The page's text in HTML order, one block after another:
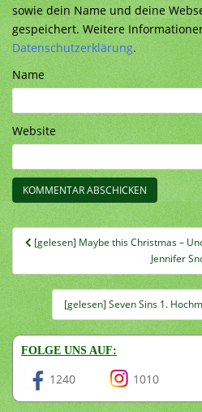
sowie dein Name und deine
gespeichert. Weitere
Datenschutzerklärung.
Name
Website
Beitragsnavigation
[gelesen] Maybe this Christmas –
Jennifer
[gelesen] Seven Sins 1.
FOLGE UNS AUF:
1240 1010